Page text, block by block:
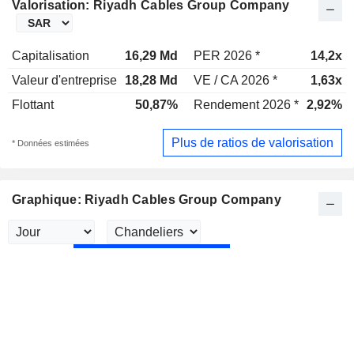
Valorisation: Riyadh Cables Group Company
Capitalisation 16,29 Md PER 2026 *
14,2x
Valeur d'entreprise
18,28 Md VE / CA 2026 *
1,63x
Flottant
50,87% Rendement 2026 * 2,92%
* Données estimées Plus de ratios de valorisation
Graphique: Riyadh Cables Group Company